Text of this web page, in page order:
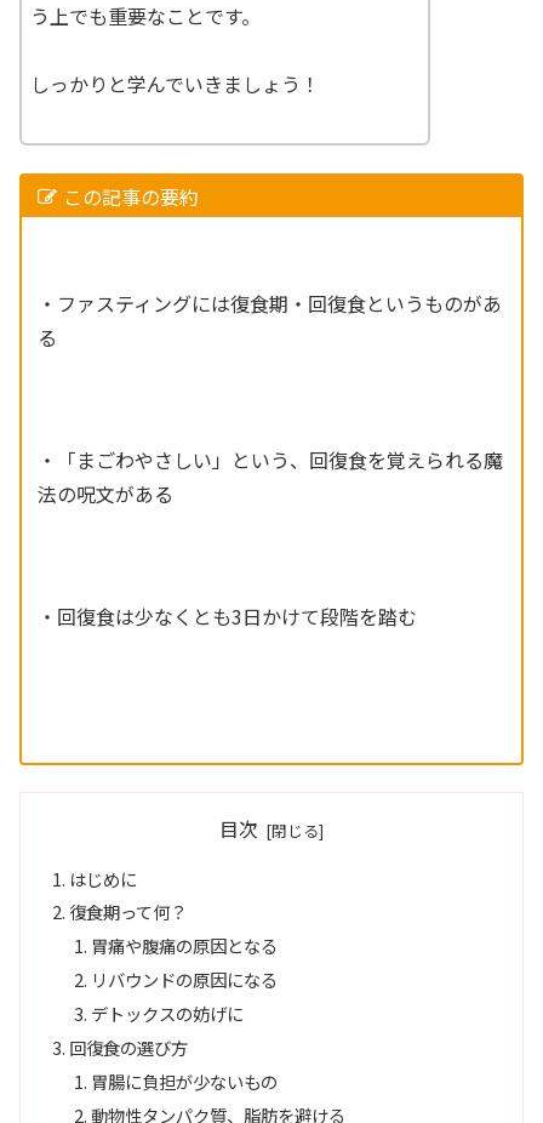
う上でも重要なことです。
しっかりと学んでいきましょう！
この記事の要約
・ファスティングには復食期・回復食というものがあ
る
・「まごわやさしい」という、回復食を覚えられる魔
法の呪文がある
・回復食は少なくとも3日かけて段階を踏む
目次
はじめに
復食期って何？
胃痛や腹痛の原因となる
リバウンドの原因になる
デトックスの妨げに
回復食の選び方
胃腸に負担が少ないもの
動物性タンパク質、脂肪を避ける